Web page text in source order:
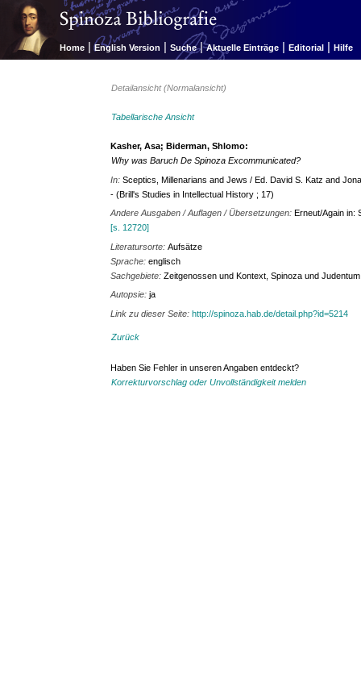
Home | English Version | Suche | Aktuelle Einträge | Editorial | Hilfe
Detailansicht (Normalansicht)
Tabellarische Ansicht
Kasher, Asa; Biderman, Shlomo:
Why was Baruch De Spinoza Excommunicated?
In:Sceptics, Millenarians and Jews / Ed. David S. Katz and
- (Brill's Studies in Intellectual History ; 17)
Andere Ausgaben / Auflagen / Übersetzungen:Erneut/Again in:
[s. 12720]
Literatursorte:Aufsätze
Sprache:englisch
Sachgebiete:Zeitgenossen und Kontext, Spinoza und
Autopsie:ja
Link zu dieser Seite:http://spinoza.hab.de/detail.php?id=5214
Zurück
Haben Sie Fehler in unseren Angaben entdeckt?
Korrekturvorschlag oder Unvollständigkeit melden